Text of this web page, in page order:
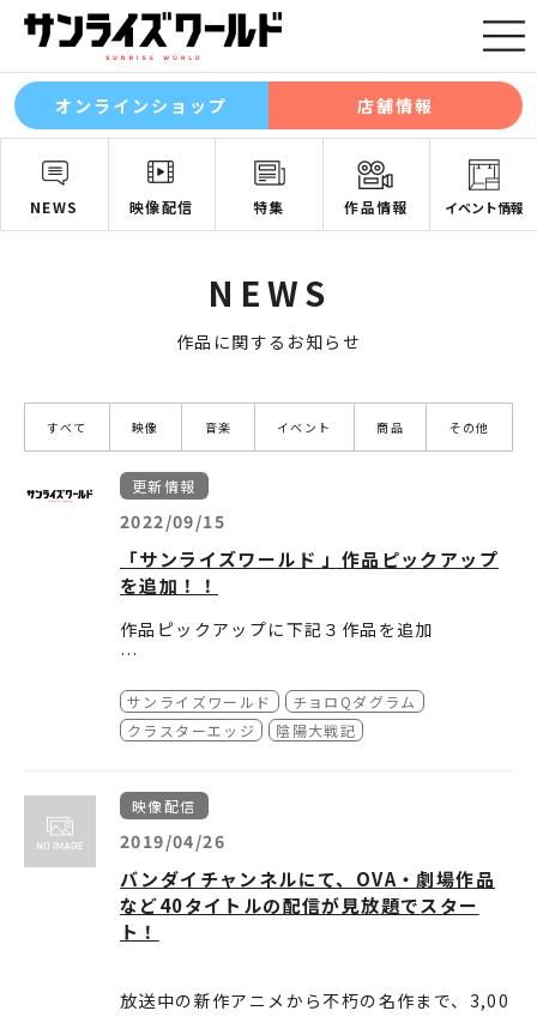
オンラインショップ 店舗情報
NEWS 映像配信 特集 作品情報 イベント情報
NEWS
作品に関するお知らせ
すべて 映像 音楽 イベント 商品 その他
更新情報
2022/09/15
「サンライズワールド 」作品ピックアップ
を追加！！
作品ピックアップに下記３作品を追加
・クラスターエッジ
・陰陽大戦記
サンライズワールド
チョロQダグラム
クラスターエッジ
陰陽大戦記
映像配信
2019/04/26
バンダイチャンネルにて、OVA・劇場作品
など40タイトルの配信が見放題でスター
ト！
放送中の新作アニメから不朽の名作まで、3,00